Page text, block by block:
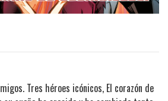
Tres héroes icónicos, El corazón de